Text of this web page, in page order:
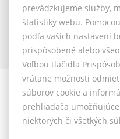
©
prevádzkujeme služby,
štatistiky webu.
podľa vašich nastavení
prispôsobené alebo
Voľbou tlačidla
vrátane možnosti
súborov cookie a
prehliadača
niektorých či všetkých